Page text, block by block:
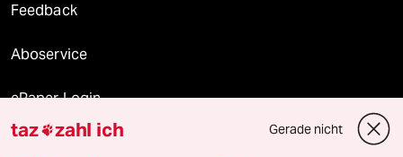
Feedback
Aboservice
ePaper Login
Downloads für Abonnierende
taz zahl ich Gerade nicht